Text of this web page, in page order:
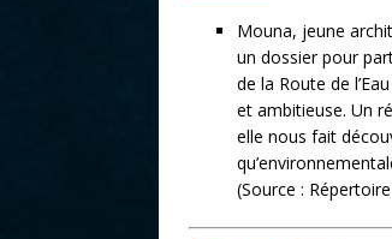
Mouna, jeune
un dossier pour
de la Route de
et ambitieuse. Un
elle nous fait
(Source :